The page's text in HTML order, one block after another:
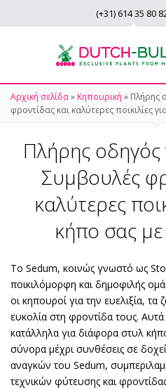
(+31) 614 35 80
Αρχική σελίδα» Κηπουρική » Πλήρης
φροντίδας και καλύτερες ποικιλίες
Πλήρης οδηγός
Συμβουλές
καλύτερες
κήπο σας
Το Sedum, κοινώς γνωστό ως
ποικιλόμορφη και δημοφιλής
οι κηπουροί για την ευελιξία, τα
ευκολία στη φροντίδα τους. Αυτά
κατάλληλα για διάφορα στυλ
σύνορα μέχρι συνθέσεις σε
αναγκών του Sedum,
τεχνικών φύτευσης και